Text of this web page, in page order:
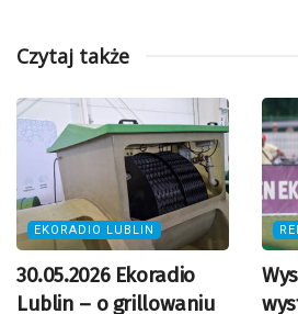
Czytaj także
EKORADIO LUBLIN
30.05.2026 Ekoradio
Lublin – o grillowaniu